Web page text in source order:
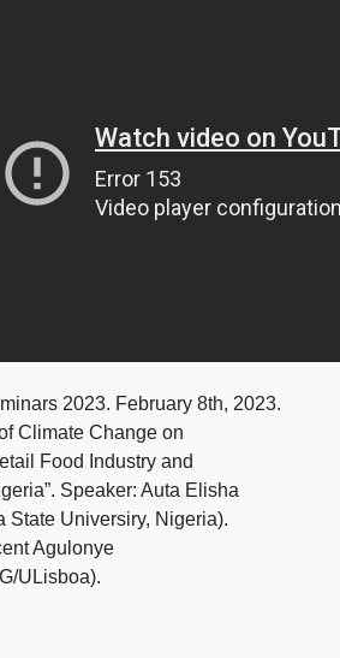
2023. February 8th, 2023.
Climate Change on
Food Industry and
Speaker: Auta Elisha
State Universiry, Nigeria).
Agulonye
ULisboa).